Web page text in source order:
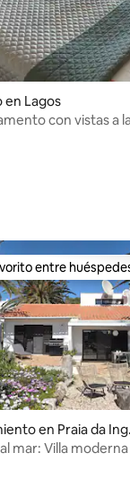
en Lagos
con vistas a
4.98 de 5, 180
entre huéspedes
entre
en Praia da
mar: Villa moderna